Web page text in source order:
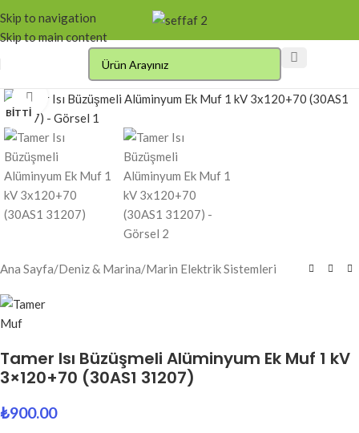
Skip to navigation
Skip to main content
BITTI
Click to enlarge
Ana Sayfa/Deniz & Marina/Marin Elektrik Sistemleri
Tamer Isı Büzüşmeli Alüminyum Ek Muf 1 kV
3×120+70 (30AS1 31207)
₺900.00